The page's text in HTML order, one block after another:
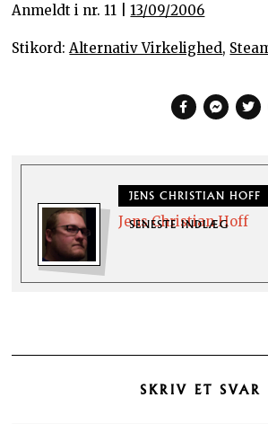
Anmeldt i nr. 11 |13/09/2006
Stikord: Alternativ Virkelighed,
JENS CHRISTIAN HOFF
SENESTE INDLÆG
Jens Christian Hoff
SKRIV ET SVAR